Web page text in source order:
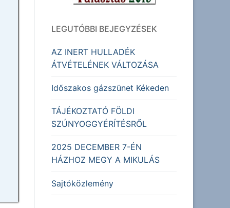
LEGUTÓBBI BEJEGYZÉSEK
AZ INERT HULLADÉK
ÁTVÉTELÉNEK VÁLTOZÁSA
Időszakos gázszünet Kékeden
TÁJÉKOZTATÓ FÖLDI
SZÚNYOGGYÉRÍTÉSRŐL
2025 DECEMBER 7-ÉN
HÁZHOZ MEGY A MIKULÁS
Sajtóközlemény